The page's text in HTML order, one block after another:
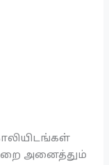
அனைத்தும்